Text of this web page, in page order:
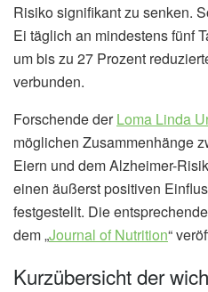
Risiko signifikant zu senken.
Ei täglich an mindestens fünf
um bis zu 27 Prozent
verbunden.
Forschende derLoma Linda
möglichen Zusammenhänge
Eiern und dem Alzheimer-
einen äußerst positiven
festgestellt. Die
dem „Journal of Nutrition“
Kurzübersicht der